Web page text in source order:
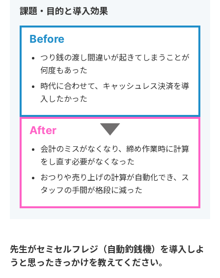
課題・目的と導入効果
Before
つり銭の渡し間違いが起きてしまうことが
何度もあった
時代に合わせて、キャッシュレス決済を導
入したかった
After
会計のミスがなくなり、締め作業時に計算
をし直す必要がなくなった
おつりや売り上げの計算が自動化でき、ス
タッフの手間が格段に減った
先生がセミセルフレジ（自動釣銭機）を導入しよ
うと思ったきっかけを教えてください。